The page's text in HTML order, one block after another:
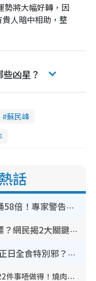
勢將大幅好轉，因
人暗中相助，整
凶星？
蘇民峰
話
行李清潔｜車轆污糟過馬桶58倍！專家警告忌用酒精抹 教1招免污手除菌
裝修拆鐵閘隨時變賊人目標？網民揭2大關鍵用途：裝新式等於白裝？附新舊鐵閘分別
鬼門開2026｜農曆七月撞正日全食特別邪？專家警告切忌做一事！揭4大禁忌+2招保平安
鬼門開2026｜8.13鬼節禁忌 22件事唔做得！燒肉、刺身要少食？半夜勿吹口哨/打呢個電話